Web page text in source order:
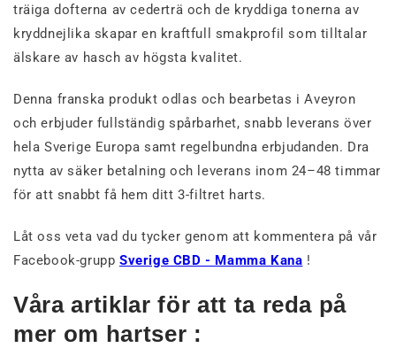
träiga dofterna av cederträ och de kryddiga tonerna av
kryddnejlika skapar en kraftfull smakprofil som tilltalar
älskare av hasch av högsta kvalitet.
Denna franska produkt odlas och bearbetas i Aveyron
och erbjuder fullständig spårbarhet, snabb leverans över
hela Sverige Europa samt regelbundna erbjudanden. Dra
nytta av säker betalning och leverans inom 24–48 timmar
för att snabbt få hem ditt 3-filtret harts.
Låt oss veta vad du tycker genom att kommentera på vår
Facebook-grupp Sverige CBD - Mamma Kana !
Våra artiklar för att ta reda på
mer om hartser :